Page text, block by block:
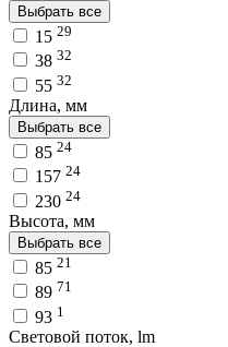
Выбрать все
15 29
38 32
55 32
Длина, мм
Выбрать все
85 24
157 24
230 24
Высота, мм
Выбрать все
85 21
89 71
93 1
Световой поток, lm